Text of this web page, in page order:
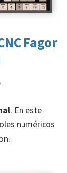
Fagor
. En este
numéricos